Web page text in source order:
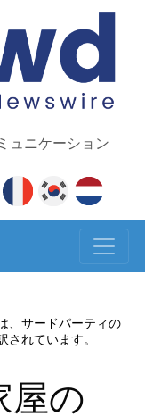
ュニケーション
、サードパーティの
れています。
屋の